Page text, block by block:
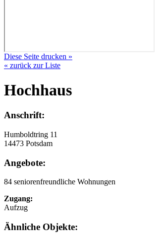
Diese Seite drucken »
« zurück zur Liste
Hochhaus
Anschrift:
Humboldtring 11
14473 Potsdam
Angebote:
84 seniorenfreundliche Wohnungen
Zugang:
Aufzug
Ähnliche Objekte: